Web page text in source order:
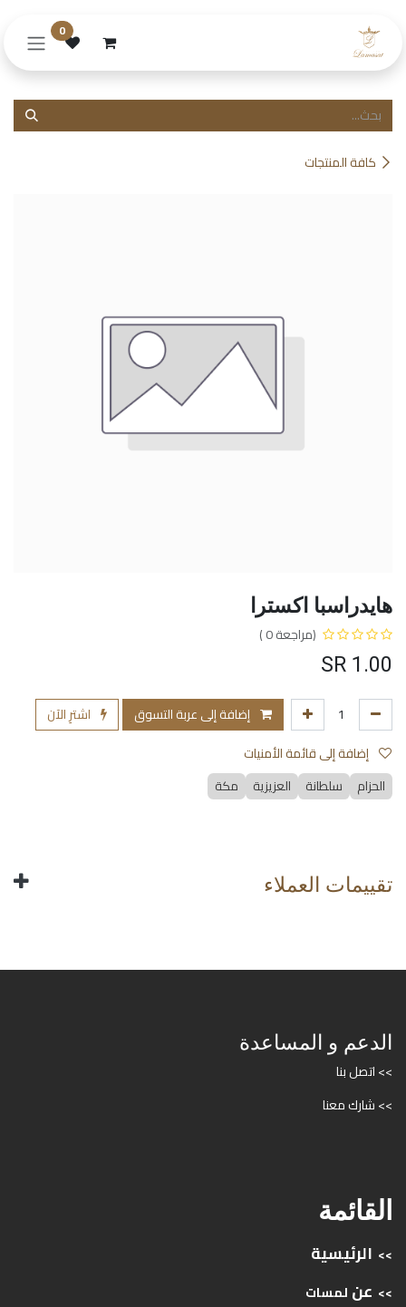
0
كافة المنتجات
هايدراسبا اكسترا
(مراجعة 0 )
1.00
إضافة إلى عربة التسوق
اشترِ الآن
الحزام
سلطانة العزيزية مكة
تقييمات العملاء
الدعم و المساعدة
>> اتصل بنا
>> شارك معنا
القائمة
>> الرئيسية
>> عن لمسات